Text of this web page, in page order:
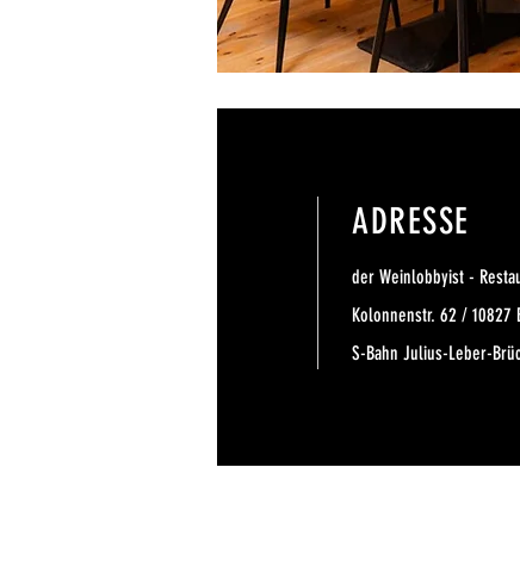
ADRESSE
der Weinlobbyist -
Kolonnenstr. 62 / 10827
S-Bahn Julius-Leber-